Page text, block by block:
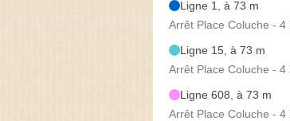
Ligne 1, à 73 m
Arrêt Place Coluche -
Ligne 15, à 73 m
Arrêt Place Coluche -
Ligne 608, à 73 m
Arrêt Place Coluche -